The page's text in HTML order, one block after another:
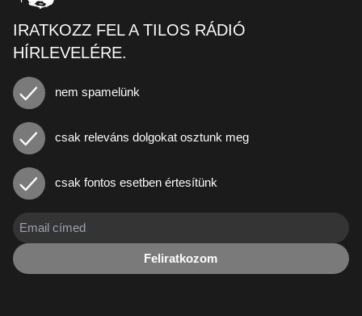
IRATKOZZ FEL A TILOS RÁDIÓ
HÍRLEVELÉRE.
nem spamelünk
csak releváns dolgokat osztunk meg
csak fontos esetben értesítünk
Feliratkozom